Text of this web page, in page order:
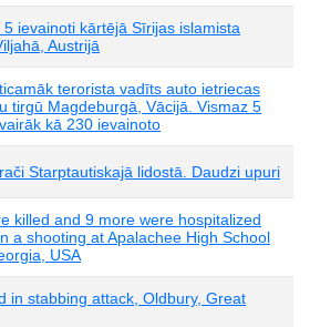
ievainoti kārtējā Sīrijas islamista
Austrijā
terorista vadīts auto ietriecas
tirgū Magdeburgā, Vācijā. Vismaz 5
kā 230 ievainoto
Starptautiskajā lidostā. Daudzi upuri
killed and 9 more were hospitalized
a shooting at Apalachee High School
USA
in stabbing attack, Oldbury, Great